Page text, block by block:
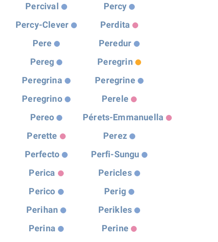
Percival
Percy
Percy-Clever
Perdita
Pere
Peredur
Pereg
Peregrin
Peregrina
Peregrine
Peregrino
Perele
Pereo
Pérets-Emmanuella
Perette
Perez
Perfecto
Perfi-Sungu
Perica
Pericles
Perico
Perig
Perihan
Perikles
Perina
Perine